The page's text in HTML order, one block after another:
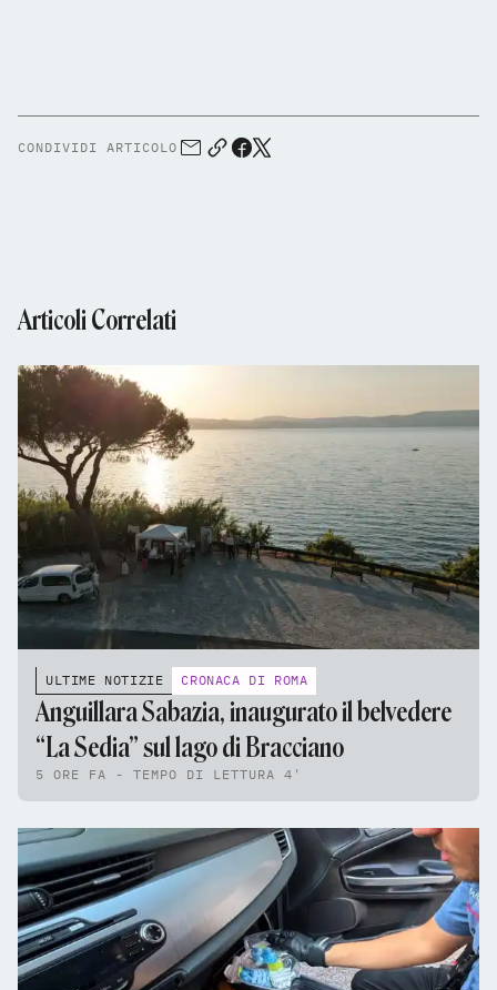
CONDIVIDI ARTICOLO
Articoli Correlati
ULTIME NOTIZIE CRONACA DI ROMA
Anguillara Sabazia, inaugurato il belvedere
“La Sedia” sul lago di Bracciano
5 ORE FA - TEMPO DI LETTURA 4'